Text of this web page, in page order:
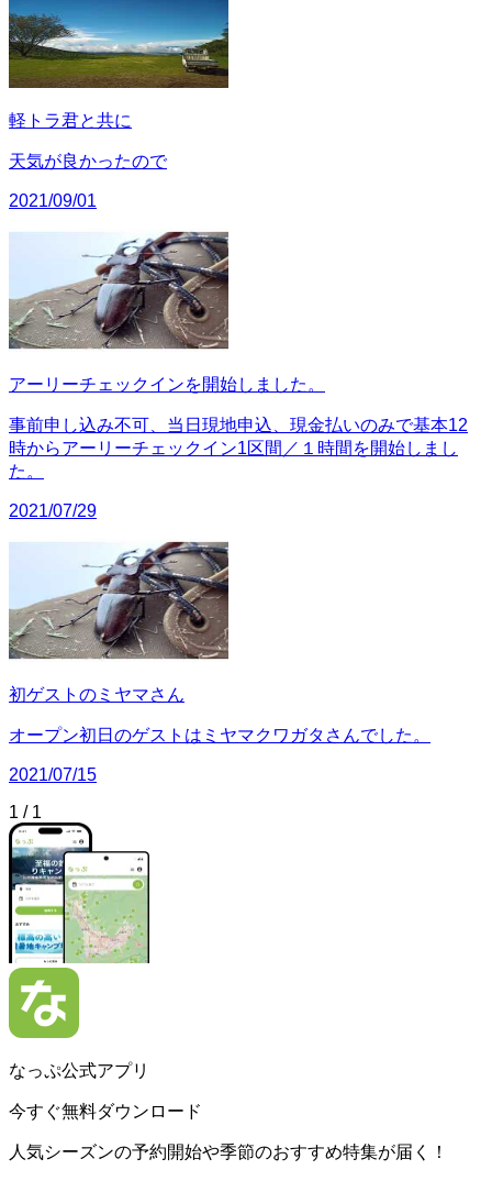
軽トラ君と共に
天気が良かったので
2021/09/01
アーリーチェックインを開始しました。
事前申し込み不可、当日現地申込、現金払いのみで基本12
時からアーリーチェックイン1区間／１時間を開始しまし
た。
2021/07/29
初ゲストのミヤマさん
オープン初日のゲストはミヤマクワガタさんでした。
2021/07/15
1 / 1
なっぷ公式アプリ
今すぐ無料ダウンロード
人気シーズンの予約開始や季節のおすすめ特集が届く！